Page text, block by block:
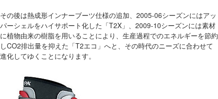
その後は熱成形インナーブーツ仕様の追加、2005-06シーズンにはアッ
パーシェルをハイサポート化した「T2X」、2009-10シーズンには素材
に植物由来の樹脂を用いることにより、生産過程でのエネルギーを節約
しCO2排出量を抑えた「T2エコ」へと、その時代のニーズに合わせて
進化してゆくことになります。